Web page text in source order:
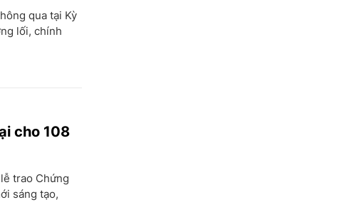
qua tại Kỳ
lối, chính
cho 108
trao Chứng
sáng tạo,